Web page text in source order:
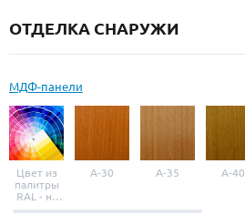
Резиновый уплотнитель
ОТДЕЛКА СНАРУЖИ
МДФ-панели
Цвет из
палитры
RAL - на
выбор
A-30 A-35 A-40